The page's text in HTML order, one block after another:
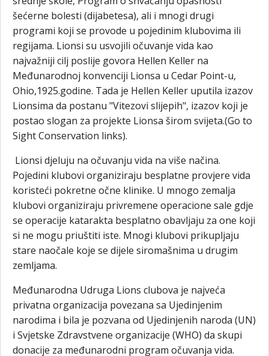
šećerne bolesti (dijabetesa), ali i mnogi drugi
programi koji se provode u pojedinim klubovima ili
regijama. Lionsi su usvojili očuvanje vida kao
najvažniji cilj poslije govora Hellen Keller na
Međunarodnoj konvenciji Lionsa u Cedar Point-u,
Ohio,1925.godine. Tada je Hellen Keller uputila izazov
Lionsima da postanu "Vitezovi slijepih", izazov koji je
postao slogan za projekte Lionsa širom svijeta.(Go to
Sight Conservation links).
Lionsi djeluju na očuvanju vida na više načina.
Pojedini klubovi organiziraju besplatne provjere vida
koristeći pokretne očne klinike. U mnogo zemalja
klubovi organiziraju privremene operacione sale gdje
se operacije katarakta besplatno obavljaju za one koji
si ne mogu priuštiti iste. Mnogi klubovi prikupljaju
stare naočale koje se dijele siromašnima u drugim
zemljama.
Međunarodna Udruga Lions clubova je najveća
privatna organizacija povezana sa Ujedinjenim
narodima i bila je pozvana od Ujedinjenih naroda (UN)
i Svjetske Zdravstvene organizacije (WHO) da skupi
donacije za međunarodni program očuvanja vida.